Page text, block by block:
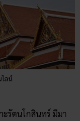
ลน์
ะรัตนโกสินทร์ มีมา